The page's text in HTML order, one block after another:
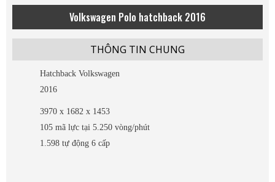
Volkswagen Polo hatchback 2016
THÔNG TIN CHUNG
Hatchback Volkswagen
2016
3970 x 1682 x 1453
105 mã lực tại 5.250 vòng/phút
1.598 tự động 6 cấp